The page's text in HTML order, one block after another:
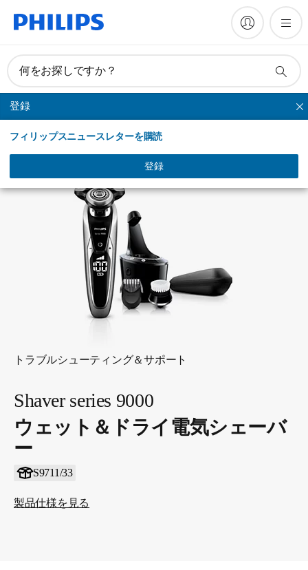
何をお探しですか？
登録
フィリップスニュースレターを購読
登録
シリーズシェーバー
トラブルシューティング＆サポート
Shaver series 9000
ウェット＆ドライ電気シェーバ
ー
S9711/33
製品仕様を見る
FAQ